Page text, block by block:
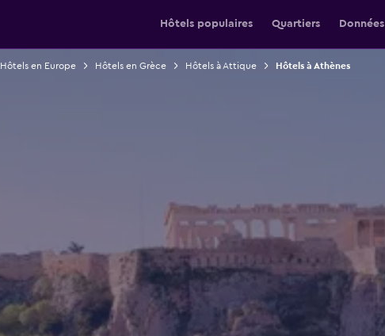
Hôtels populaires Quartiers Données
Hôtels en Europe Hôtels en Grèce Hôtels à Attique Hôtels à Athènes